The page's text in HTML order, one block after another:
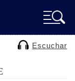
Escuchar